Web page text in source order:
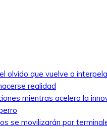
olvido que vuelve a
realidad
mientras acelera la
se movilizarán por